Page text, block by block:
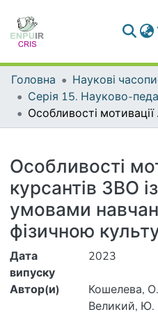
Головна
Особливості
курсантів ЗВО
умовами
фізичною
Дата
випуску
2023
Автор(и)
Кошелева,
Великий, Ю.